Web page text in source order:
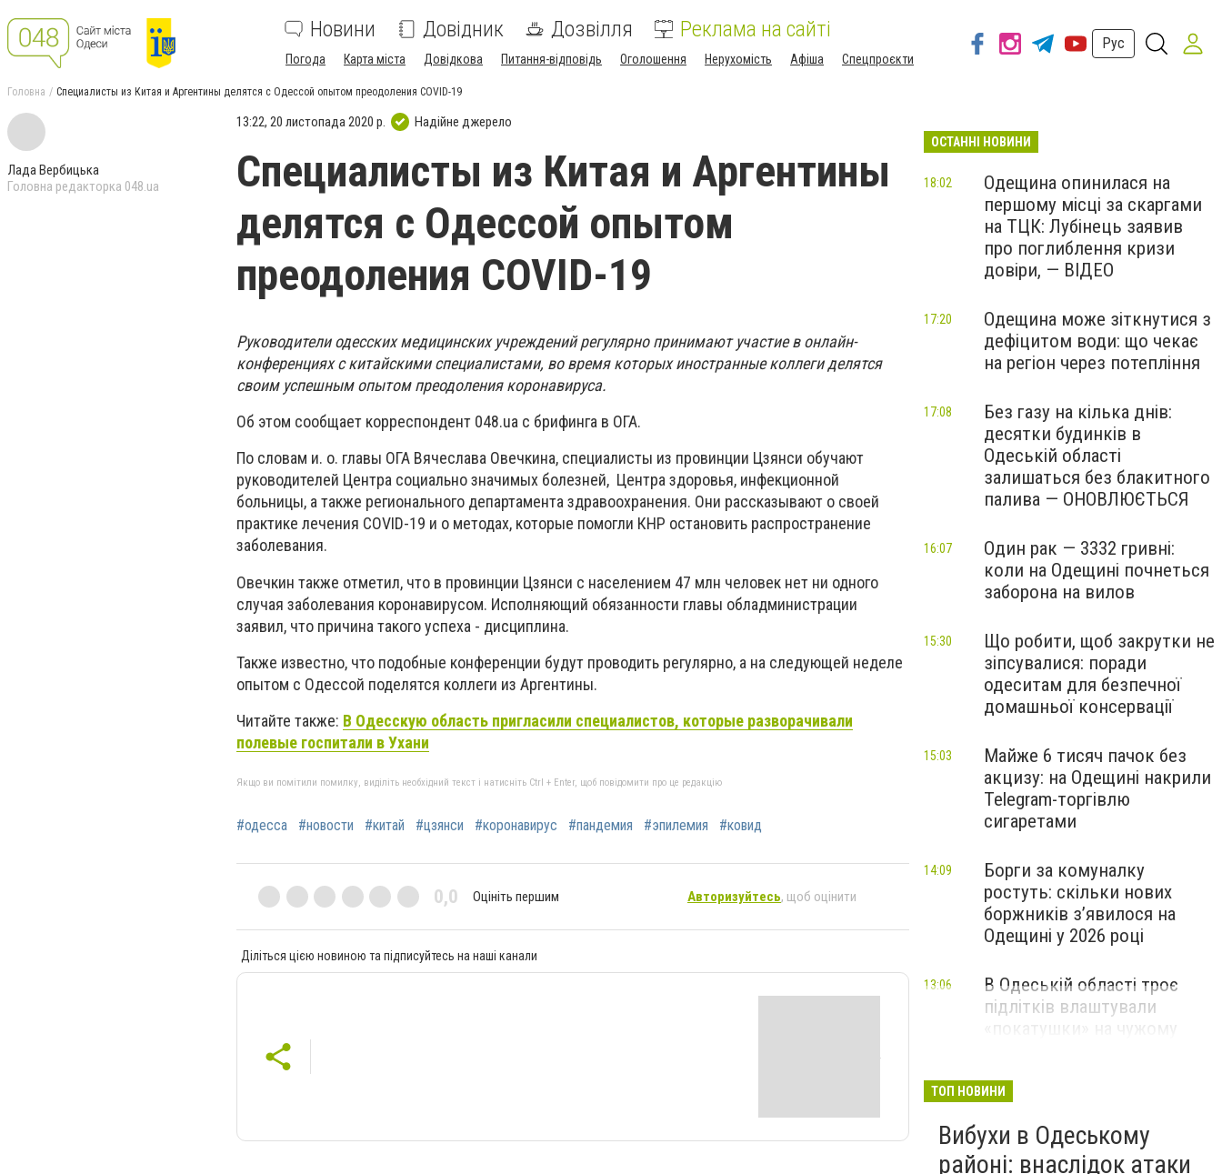
Новини Довідник Дозвілля Реклама на сайті
Погода Карта міста Довідкова Питання-відповідь Оголошення Нерухомість Афіша Спецпроєкти
Рус
Головна Специалисты из Китая и Аргентины делятся с Одессой опытом преодоления COVID-19
Лада Вербицька
Головна редакторка 048.ua
13:22, 20 листопада 2020 р. Надійне джерело
Специалисты из Китая и Аргентины
делятся с Одессой опытом
преодоления COVID-19
Руководители одесских медицинских учреждений регулярно принимают участие в онлайн-
конференциях с китайскими специалистами, во время которых иностранные коллеги делятся
своим успешным опытом преодоления коронавируса.
Об этом сообщает корреспондент 048.ua с брифинга в ОГА.
По словам и. о. главы ОГА Вячеслава Овечкина, специалисты из провинции Цзянси обучают
руководителей Центра социально значимых болезней, Центра здоровья, инфекционной
больницы, а также регионального департамента здравоохранения. Они рассказывают о своей
практике лечения COVID-19 и о методах, которые помогли КНР остановить распространение
заболевания.
Овечкин также отметил, что в провинции Цзянси с населением 47 млн человек нет ни одного
случая заболевания коронавирусом. Исполняющий обязанности главы обладминистрации
заявил, что причина такого успеха - дисциплина.
Также известно, что подобные конференции будут проводить регулярно, а на следующей неделе
опытом с Одессой поделятся коллеги из Аргентины.
Читайте также: В Одесскую область пригласили специалистов, которые разворачивали
полевые госпитали в Ухани
Якщо ви помітили помилку, виділіть необхідний текст і натисніть Ctrl + Enter, щоб повідомити про це редакцію
#одесса #новости #китай #цзянси #коронавирус #пандемия #эпилемия #ковид
0,0 Оцініть першим Авторизуйтесь, щоб оцінити
Діліться цією новиною та підписуйтесь на наші канали
ОСТАННІ НОВИНИ
Одещина опинилася на
першому місці за скаргами
на ТЦК: Лубінець заявив
про поглиблення кризи
довіри, — ВІДЕО
18:02
Одещина може зіткнутися з
дефіцитом води: що чекає
на регіон через потепління
17:20
Без газу на кілька днів:
десятки будинків в
Одеській області
залишаться без блакитного
палива — ОНОВЛЮЄТЬСЯ
17:08
Один рак — 3332 гривні:
коли на Одещині почнеться
заборона на вилов
16:07
Що робити, щоб закрутки не
зіпсувалися: поради
одеситам для безпечної
домашньої консервації
15:30
Майже 6 тисяч пачок без
акцизу: на Одещині накрили
Telegram-торгівлю
сигаретами
15:03
Борги за комуналку
ростуть: скільки нових
боржників з’явилося на
Одещині у 2026 році
14:09
В Одеській області троє
підлітків влаштували
13:06
ТОП НОВИНИ
Вибухи в Одеському
районі: внаслідок атаки